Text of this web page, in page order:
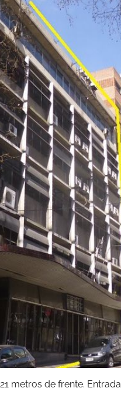
21 metros de frente.